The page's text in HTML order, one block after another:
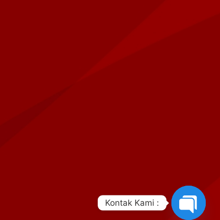
Kontak Kami :